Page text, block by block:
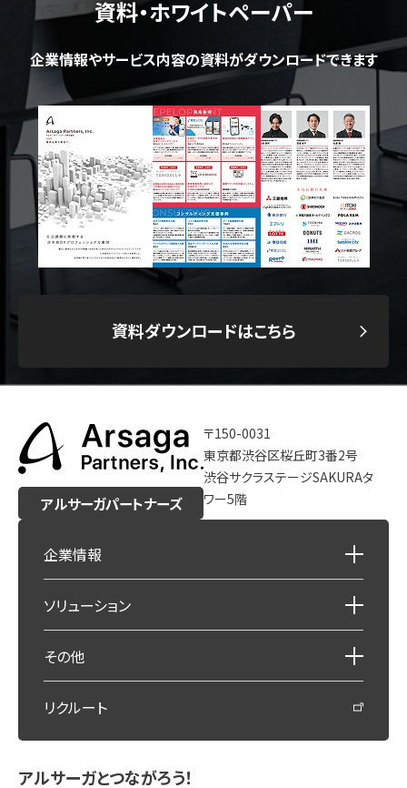
資料・ホワイトペーパー
企業情報やサービス内容の資料がダウンロードできます
資料ダウンロードはこちら
アルサーガパートナーズ
〒150-0031
東京都渋谷区桜丘町3番2号
渋谷サクラステージSAKURAタ
ワー5階
企業情報
ソリューション
その他
リクルート
アルサーガとつながろう！